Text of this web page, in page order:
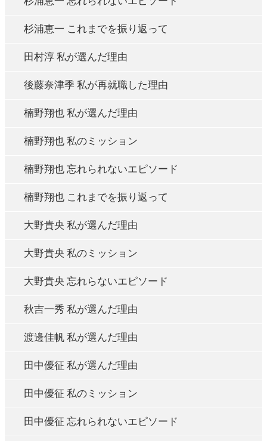
杉浦恵一 これまでを振り返って
田村淳 私が選んだ理由
後藤奈津季 私が再就職した理由
楠野翔也 私が選んだ理由
楠野翔也 私のミッション
楠野翔也 忘れられないエピソード
楠野翔也 これまでを振り返って
大野貴央 私が選んだ理由
大野貴央 私のミッション
大野貴央 忘れらないエピソード
秋吉一秀 私が選んだ理由
渡邊佳帆 私が選んだ理由
田中優征 私が選んだ理由
田中優征 私のミッション
田中優征 忘れられないエピソード